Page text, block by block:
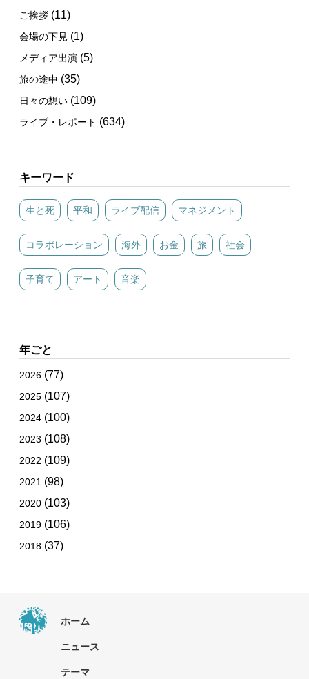
ご挨拶 (11)
会場の下見 (1)
メディア出演 (5)
旅の途中 (35)
日々の想い (109)
ライブ・レポート (634)
キーワード
生と死 平和 ライブ配信 マネジメント
コラボレーション 海外 お金 旅 社会
子育て アート 音楽
年ごと
2026 (77)
2025 (107)
2024 (100)
2023 (108)
2022 (109)
2021 (98)
2020 (103)
2019 (106)
2018 (37)
ホーム
ニュース
テーマ